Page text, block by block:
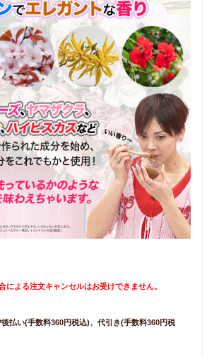
による注文キャンセルはお受けできません。
払い(手数料360円税込)、代引き(手数料360円税